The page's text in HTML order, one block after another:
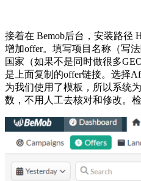
接着在 Bemob后台，安装路径
增加offer。填写项目名称（写
国家（如果不是同时做很多
是上面复制的offer链接。选择
为我们使用了模板，所以系统
数，不用人工去核对和修改。